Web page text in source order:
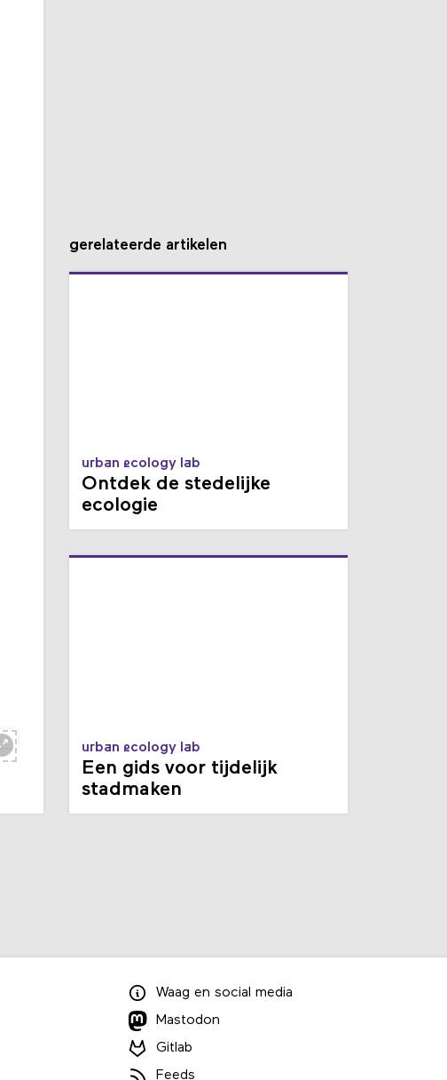
gerelateerde artikelen
urban ecology lab
Ontdek de stedelijke
ecologie
urban ecology lab
Een gids voor tijdelijk
stadmaken
Waag en social media
Mastodon
Gitlab
Feeds